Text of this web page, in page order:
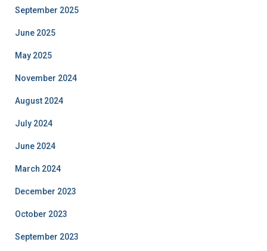
September 2025
June 2025
May 2025
November 2024
August 2024
July 2024
June 2024
March 2024
December 2023
October 2023
September 2023